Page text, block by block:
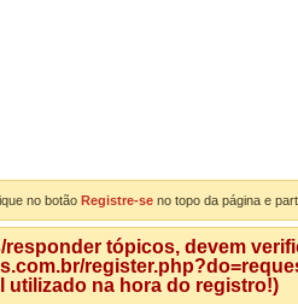
no botão Registre-se no topo da página e
tópicos, devem
utilizado na hora do registro!)